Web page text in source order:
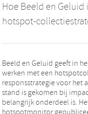
Hoe Beeld en
hotspot-
Beeld en Geluid geeft in
werken met een
responsstrategie voor het
stand is gekomen bij
belangrijk onderdeel is.
hotspotmonitor